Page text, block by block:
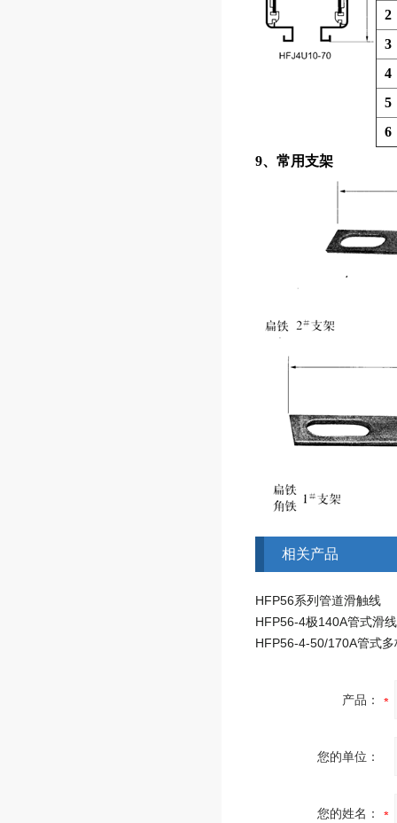
2
3
4
5
6
9、常用支架
相关产品
HFP56系列管道滑触线
产品：
您的单位：
您的姓名：